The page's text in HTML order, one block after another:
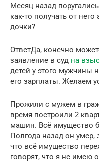
Месяц назад
как-то получать от
дочки?
ОтветДа, конечно
заявление в суд на
детей у этого мужчины
его зарплаты. Желаем
Прожили с мужем в
время построили 2
машин. Всё имущество
Полгода назад он
что всё имущество
говорят, что я не имею